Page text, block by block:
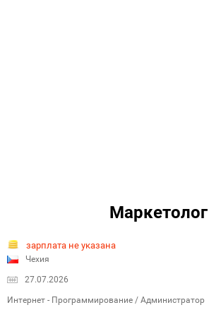
Маркетолог
зарплата не указана
Чехия
27.07.2026
Интернет - Программирование / Администратор